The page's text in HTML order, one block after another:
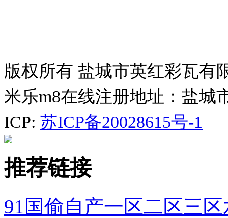
版权所有 盐城市英红彩瓦有
米乐m8在线注册地址：盐城
ICP: 苏ICP备20028615号-1
推荐链接
91国偷自产一区二区三